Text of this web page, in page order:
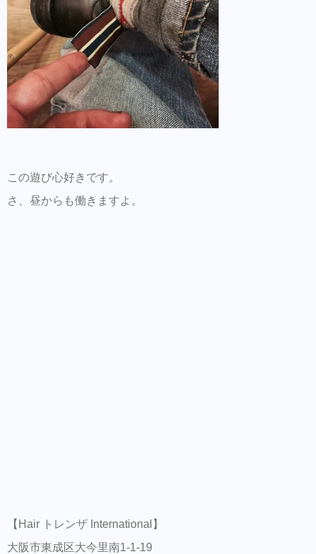
この遊び心好きです。
さ、昼からも働きますよ。
【Hair トレンザ International】
大阪市東成区大今里南1-1-19